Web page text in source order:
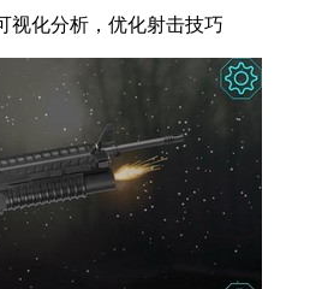
视化分析，优化射击技巧